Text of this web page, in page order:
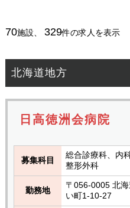
70施設、 329件の求人を表示
北海道地方
日高徳洲会病院
募集科目
総合診療科、内
整形外科
勤務地
〒056-0005 北
い町1-10-27